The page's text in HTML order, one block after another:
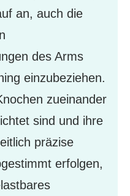
an, auch die
des Arms
einzubeziehen.
zueinander
sind und ihre
präzise
erfolgen,